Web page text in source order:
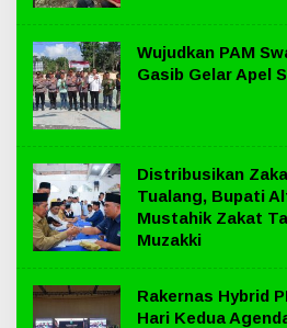
Wujudkan PAM
Gasib Gelar Apel
Distribusikan
Tualang, Bupati
Mustahik Zakat
Muzakki
Rakernas Hybrid
Hari Kedua